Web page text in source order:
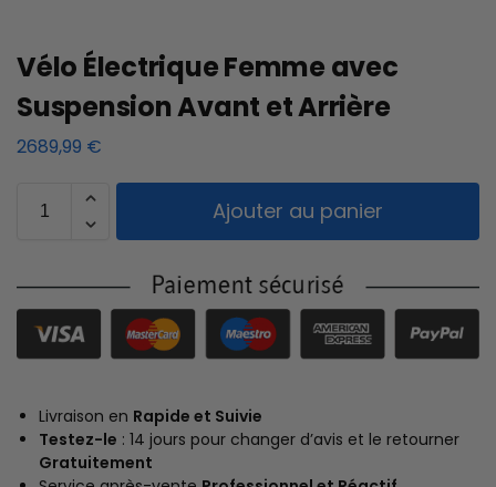
Vélo Électrique Femme avec
Suspension Avant et Arrière
2689,99 €
Ajouter au panier
Livraison en Rapide et Suivie
Testez-le : 14 jours pour changer d’avis et le retourner
Gratuitement